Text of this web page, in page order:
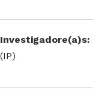
Investigadore(a)s:
(IP)